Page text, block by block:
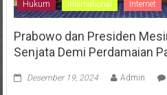
Hukum International Internet
Prabowo dan Presiden
Senjata Demi Perdamaian
Desember 19, 2024 Admin